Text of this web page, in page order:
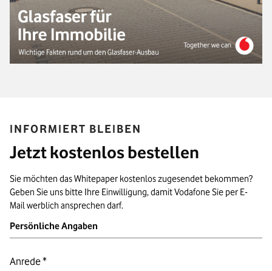
INFORMIERT BLEIBEN
Jetzt kostenlos bestellen
Sie möchten das Whitepaper kostenlos zugesendet bekommen?
Geben Sie uns bitte Ihre Einwilligung, damit Vodafone Sie per E-
Mail werblich ansprechen darf.
Persönliche Angaben
Anrede*